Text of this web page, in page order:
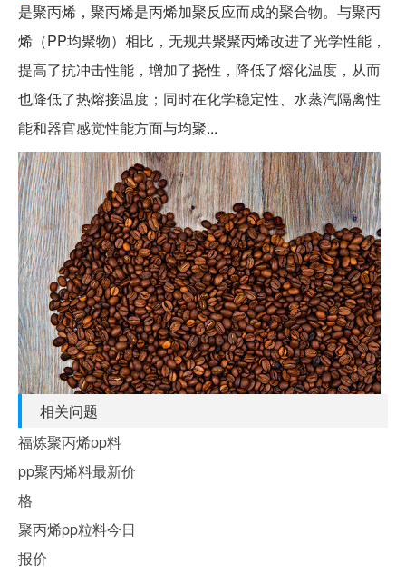
是聚丙烯，聚丙烯是丙烯加聚反应而成的聚合物。与聚丙
烯（PP均聚物）相比，无规共聚聚丙烯改进了光学性能，
提高了抗冲击性能，增加了挠性，降低了熔化温度，从而
也降低了热熔接温度；同时在化学稳定性、水蒸汽隔离性
能和器官感觉性能方面与均聚...
相关问题
福炼聚丙烯pp料
pp聚丙烯料最新价
格
聚丙烯pp粒料今日
报价